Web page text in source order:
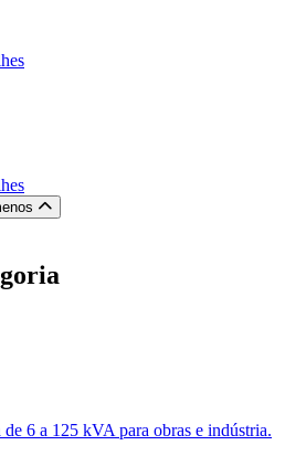
6 a 125 kVA para obras e indústria.